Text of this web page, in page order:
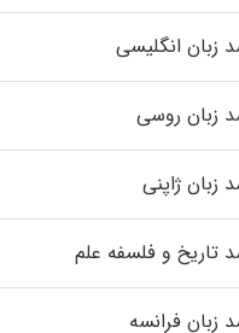
زبان انگلیسی
زبان روسی
زبان ژاپنی
تاریخ و فلسفه علم
زبان فرانسه